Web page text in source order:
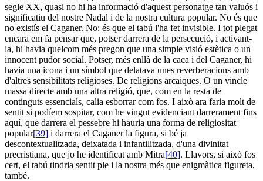
segle XX, quasi no hi ha informació d'aquest personatge tan valuós i
significatiu del nostre Nadal i de la nostra cultura popular. No és que
no existís el Caganer. No: és que el tabú l'ha fet invisible. I tot plegat
encara em fa pensar que, potser darrera de la persecució, i activant-
la, hi havia quelcom més pregon que una simple visió estètica o un
innocent pudor social. Potser, més enllà de la caca i del Caganer, hi
havia una icona i un símbol que delatava unes reverberacions amb
d'altres sensibilitats religioses. De religions arcaiques. O un vincle
massa directe amb una altra religió, que, com en la resta de
continguts essencials, calia esborrar com fos. I això ara faria molt de
sentit si podíem sospitar, com he vingut evidenciant darrerament fins
aquí, que darrera el pessebre hi hauria una forma de religiositat
popular[39] i darrera el Caganer la figura, si bé ja
descontextualitzada, deixatada i infantilitzada, d'una divinitat
precristiana, que jo he identificat amb Mitra[40]. Llavors, si això fos
cert, el tabú tindria sentit ple i la nostra més que enigmàtica figureta,
també.